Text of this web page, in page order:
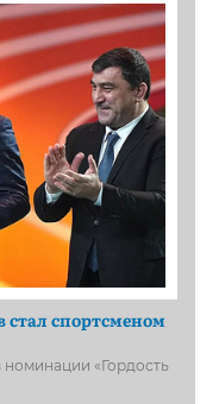
стал спортсменом
«Гордость